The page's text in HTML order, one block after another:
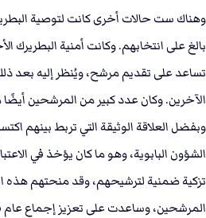
وهناك ست حالات أخرى كانت لتوصية
بالغ على انتخابهم. وكانت أمنية البطريرك
تساعد على تقديم مرشح، ويُنظر إليه بعد
الآخرين. وكان عدد كبير من المرشحين أيضًا
وبفضل العلاقة الوثيقة التي تربط بينهم
الشؤون البابوية، وهو ما كان يؤخذ في
تزكية ضمنية لترشيحهم، وقد منحتهم
المرشحين، وساعدت على تعزيز إجماع عام